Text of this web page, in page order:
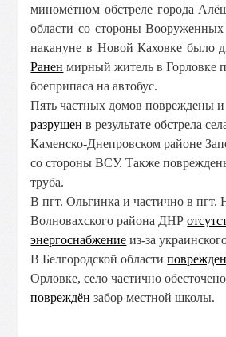
миномётном обстреле города
области со стороны
накануне в Новой Каховке было
Ранен мирный житель в Горловке
боеприпаса на автобус.
Пять частных домов повреждены
разрушен в результате обстрела
Каменско-Днепровском районе
со стороны ВСУ. Также
труба.
В пгт. Ольгинка и частично в пгт.
Волновахского района ДНР
энергоснабжение из-за
В Белгородской области
Орловке, село частично
повреждён забор местной школы.